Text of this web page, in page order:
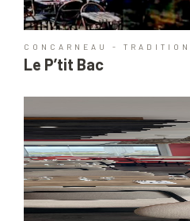
CONCARNEAU -
Le P’tit Bac